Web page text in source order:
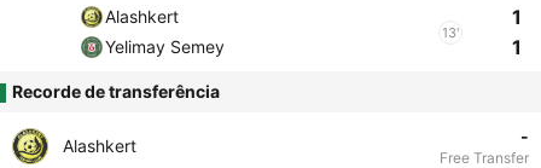
Alashkert
Yelimay Semey
13'
1
1
Recorde de transferência
Alashkert -
Free Transfer